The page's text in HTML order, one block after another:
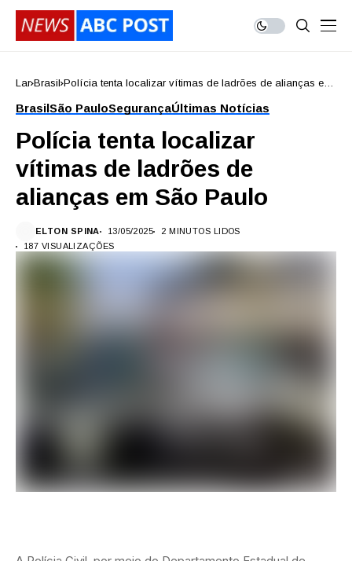
Lar Brasil Polícia tenta localizar vítimas de ladrões de alianças em
BrasilSão PauloSegurançaÚltimas Notícias
Polícia tenta localizar
vítimas de ladrões de
alianças em São Paulo
ELTON SPINA 13/05/2025
2 MINUTOS LIDOS
187 VISUALIZAÇÕES